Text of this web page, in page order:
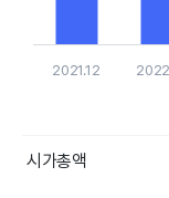
2021.12
시가총액